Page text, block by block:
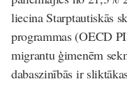
liecina Starptautiskās
programmas (OECD
migrantu ģimenēm
dabaszinībās ir